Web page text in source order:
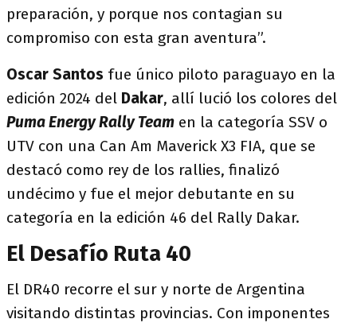
preparación, y porque nos contagian su
compromiso con esta gran aventura”.
Oscar Santos fue único piloto paraguayo en la
edición 2024 del Dakar, allí lució los colores del
Puma Energy Rally Team en la categoría SSV o
UTV con una Can Am Maverick X3 FIA, que se
destacó como rey de los rallies, finalizó
undécimo y fue el mejor debutante en su
categoría en la edición 46 del Rally Dakar.
El Desafío Ruta 40
El DR40 recorre el sur y norte de Argentina
visitando distintas provincias. Con imponentes